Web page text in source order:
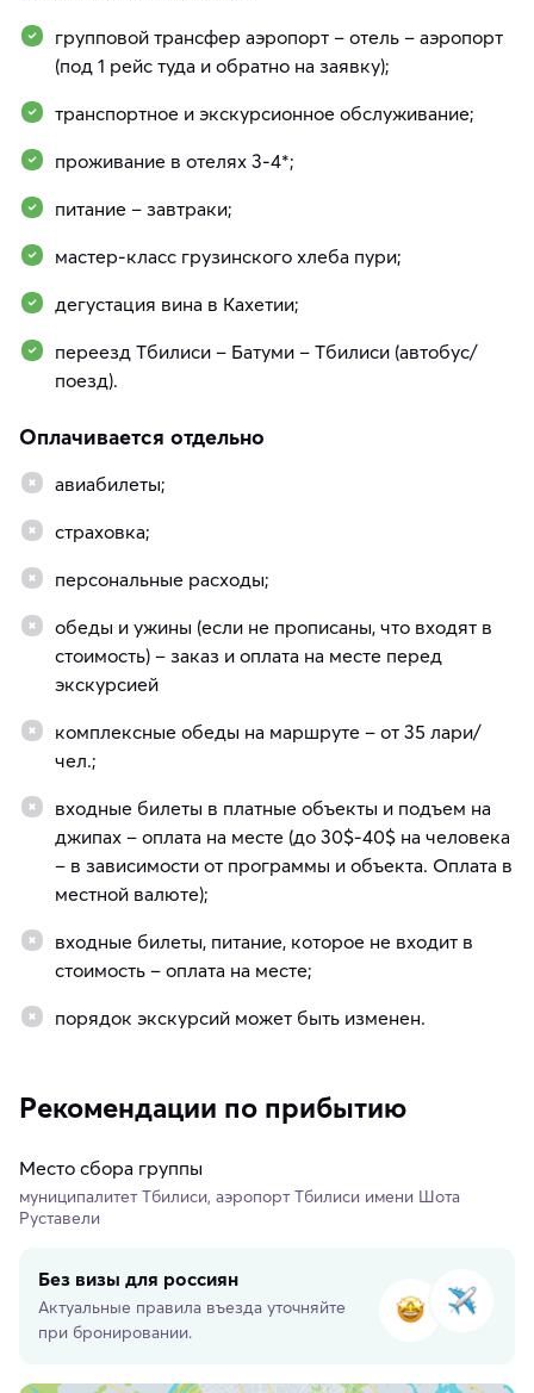
групповой трансфер аэропорт – отель – аэропорт
(под 1 рейс туда и обратно на заявку);
транспортное и экскурсионное обслуживание;
проживание в отелях 3-4*;
питание – завтраки;
мастер-класс грузинского хлеба пури;
дегустация вина в Кахетии;
переезд Тбилиси – Батуми – Тбилиси (автобус/
поезд).
Оплачивается отдельно
авиабилеты;
страховка;
персональные расходы;
обеды и ужины (если не прописаны, что входят в
стоимость) – заказ и оплата на месте перед
экскурсией
комплексные обеды на маршруте – от 35 лари/
чел.;
входные билеты в платные объекты и подъем на
джипах – оплата на месте (до 30$-40$ на человека
– в зависимости от программы и объекта. Оплата в
местной валюте);
входные билеты, питание, которое не входит в
стоимость – оплата на месте;
порядок экскурсий может быть изменен.
Рекомендации по прибытию
Место сбора группы
муниципалитет Тбилиси, аэропорт Тбилиси имени Шота
Руставели
Без визы для россиян
Актуальные правила въезда уточняйте
при бронировании.